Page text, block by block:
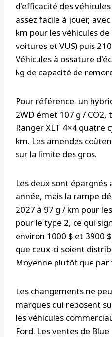
d'efficacité des
assez facile à jouer,
km pour les véhicules
voitures et VUS) puis
Véhicules à ossature
kg de capacité de
Pour référence, un
2WD émet 107 g / CO2,
Ranger XLT 4×4 quatre
km. Les amendes
sur la limite des gros.
Les deux sont épargnés
année, mais la rampe
2027 à 97 g / km pour
pour le type 2, ce qui
environ 1000 $ et 3900
que ceux-ci soient
Moyenne plutôt que par
Les changements ne
marques qui reposent
les véhicules
Ford. Les ventes de